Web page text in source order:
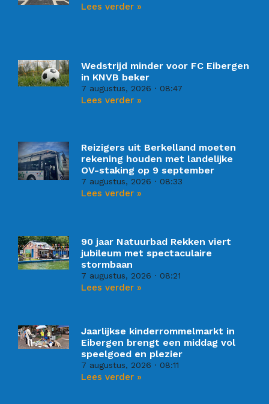
Lees verder »
Wedstrijd minder voor FC Eibergen
in KNVB beker
7 augustus, 2026 08:47
Lees verder »
Reizigers uit Berkelland moeten
rekening houden met landelijke
OV-staking op 9 september
7 augustus, 2026 08:33
Lees verder »
90 jaar Natuurbad Rekken viert
jubileum met spectaculaire
stormbaan
7 augustus, 2026 08:21
Lees verder »
Jaarlijkse kinderrommelmarkt in
Eibergen brengt een middag vol
speelgoed en plezier
7 augustus, 2026 08:11
Lees verder »